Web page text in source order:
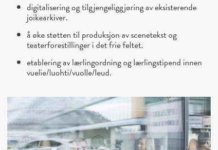
digitalisering og tilgjengeliggjøring av eksisterende
joikearkiver.
å øke støtten til produksjon av scenetekst og
teaterforestillinger i det frie feltet.
etablering av lærlingordning og lærlingstipend innen
vuelie/luohti/vuolle/leud.